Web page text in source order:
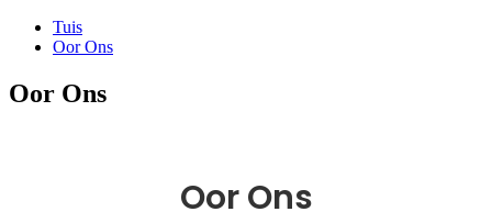
Tuis
Oor Ons
Oor Ons
Oor Ons